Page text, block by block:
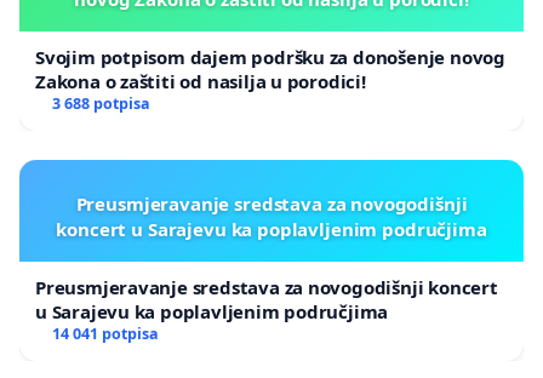
Svojim potpisom dajem podršku za donošenje novog
Zakona o zaštiti od nasilja u porodici!
3 688 potpisa
Preusmjeravanje sredstava za novogodišnji
koncert u Sarajevu ka poplavljenim područjima
Preusmjeravanje sredstava za novogodišnji koncert
u Sarajevu ka poplavljenim područjima
14 041 potpisa